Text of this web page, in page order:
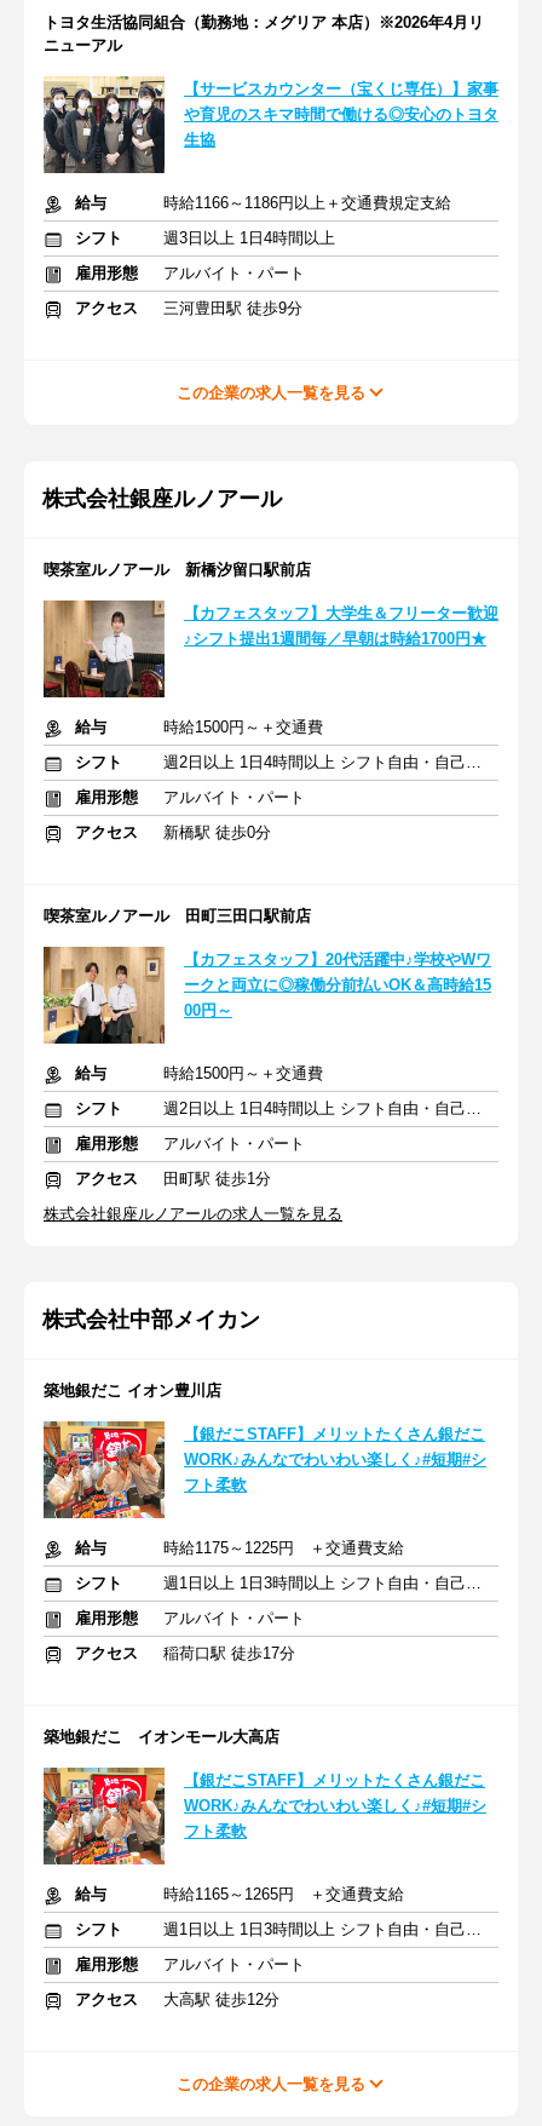
トヨタ生活協同組合（勤務地：メグリア 本店）※2026年4月リ
ニューアル
【サービスカウンター（宝くじ専任）】家事
や育児のスキマ時間で働ける◎安心のトヨタ
生協
給与
時給1166～1186円以上＋交通費規定支給
シフト
週3日以上 1日4時間以上
雇用形態
アルバイト・パート
アクセス
三河豊田駅 徒歩9分
この企業の求人一覧を見る
株式会社銀座ルノアール
喫茶室ルノアール 新橋汐留口駅前店
【カフェスタッフ】大学生＆フリーター歓迎
♪シフト提出1週間毎／早朝は時給1700円★
給与
時給1500円～＋交通費
シフト
週2日以上 1日4時間以上 シフト自由・自己申告
雇用形態
アルバイト・パート
アクセス
新橋駅 徒歩0分
喫茶室ルノアール 田町三田口駅前店
【カフェスタッフ】20代活躍中♪学校やWワ
ークと両立に◎稼働分前払いOK＆高時給15
00円～
給与
時給1500円～＋交通費
シフト
週2日以上 1日4時間以上 シフト自由・自己申告
雇用形態
アルバイト・パート
アクセス
田町駅 徒歩1分
株式会社銀座ルノアールの求人一覧を見る
株式会社中部メイカン
築地銀だこ イオン豊川店
【銀だこSTAFF】メリットたくさん銀だこ
WORK♪みんなでわいわい楽しく♪#短期#シ
フト柔軟
給与
時給1175～1225円 ＋交通費支給
シフト
週1日以上 1日3時間以上 シフト自由・自己申告
雇用形態
アルバイト・パート
アクセス
稲荷口駅 徒歩17分
築地銀だこ イオンモール大高店
【銀だこSTAFF】メリットたくさん銀だこ
WORK♪みんなでわいわい楽しく♪#短期#シ
フト柔軟
給与
時給1165～1265円 ＋交通費支給
シフト
週1日以上 1日3時間以上 シフト自由・自己申告
雇用形態
アルバイト・パート
アクセス
大高駅 徒歩12分
この企業の求人一覧を見る